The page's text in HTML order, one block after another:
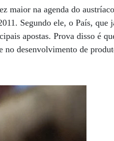
maior na agenda do
Segundo ele, o País,
apostas. Prova disso é
desenvolvimento de